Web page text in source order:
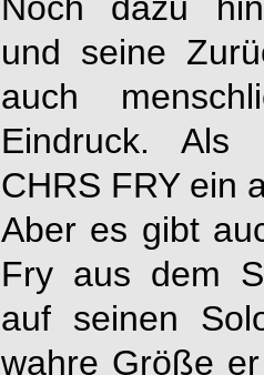
Noch dazu
und seine
auch
Eindruck. Als
CHRS FRY ein
Aber es gibt
Fry aus dem
auf seinen
wahre Größe